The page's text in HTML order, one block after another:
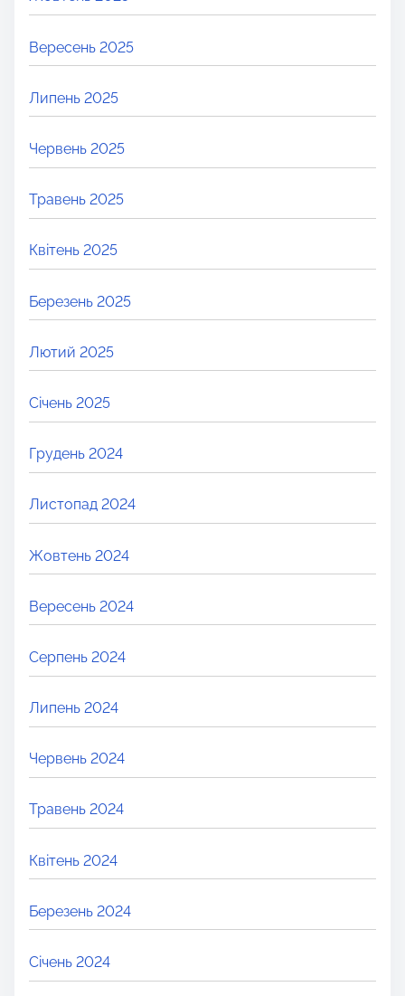
Вересень 2025
Липень 2025
Червень 2025
Травень 2025
Квітень 2025
Березень 2025
Лютий 2025
Січень 2025
Грудень 2024
Листопад 2024
Жовтень 2024
Вересень 2024
Серпень 2024
Липень 2024
Червень 2024
Травень 2024
Квітень 2024
Березень 2024
Січень 2024